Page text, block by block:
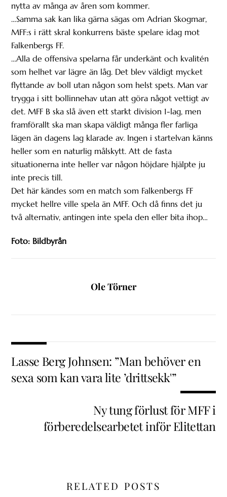
nytta av många av åren som kommer.
…Samma sak kan lika gärna sägas om Adrian Skogmar,
MFF:s i rätt skral konkurrens bäste spelare idag mot
Falkenbergs FF.
…Alla de offensiva spelarna får underkänt och kvalitén
som helhet var lägre än låg. Det blev väldigt mycket
flyttande av boll utan någon som helst spets. Man var
trygga i sitt bollinnehav utan att göra något vettigt av
det. MFF B ska slå även ett starkt division 1-lag, men
framförallt ska man skapa väldigt många fler farliga
lägen än dagens lag klarade av. Ingen i startelvan känns
heller som en naturlig målskytt. Att de fasta
situationerna inte heller var någon höjdare hjälpte ju
inte precis till.
Det här kändes som en match som Falkenbergs FF
mycket hellre ville spela än MFF. Och då finns det ju
två alternativ, antingen inte spela den eller bita ihop…
Foto: Bildbyrån
Ole Törner
Lasse Berg Johnsen: ”Man behöver en
sexa som kan vara lite ’drittsekk'”
Ny tung förlust för MFF i
förberedelsearbetet inför Elitettan
RELATED POSTS